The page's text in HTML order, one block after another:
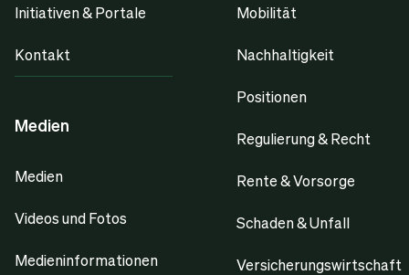
Initiativen & Portale
Kontakt
Medien
Medien
Videos und Fotos
Medieninformationen
Mobilität
Nachhaltigkeit
Positionen
Regulierung & Recht
Rente & Vorsorge
Schaden & Unfall
Versicherungswirtschaft